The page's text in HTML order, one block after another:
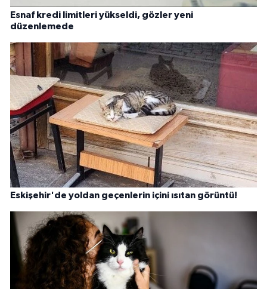
Esnaf kredi limitleri yükseldi, gözler yeni
düzenlemede
Eskişehir'de yoldan geçenlerin içini ısıtan görüntü!